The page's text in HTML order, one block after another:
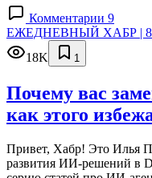
Комментарии 9
ЕЖЕДНЕВНЫЙ ХАБР | 8
18K
1
Почему вас
как этого
Привет, Хабр! Это Илья
развития ИИ-решений в